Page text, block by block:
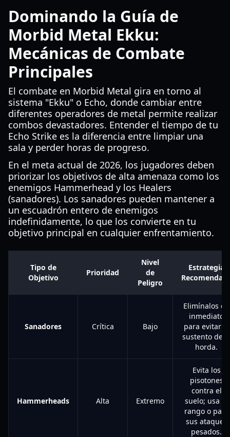
Dominando la Guía de
Morbid Metal Ekku:
Mecánicas de Combate
Principales
El combate en Morbid Metal gira en torno al
sistema "Ekku" o Echo, donde cambiar entre
diferentes operadores de metal permite realizar
combos devastadores. Entender el tiempo de tu
Echo Strike es la diferencia entre limpiar una
sala y perder horas de progreso.
En el meta actual de 2026, los jugadores deben
priorizar los objetivos de alta amenaza como los
enemigos Hammerhead y los Healers
(sanadores). Los sanadores pueden mantener a
un escuadrón entero de enemigos
indefinidamente, lo que los convierte en tu
objetivo principal en cualquier enfrentamiento.
Tipo de
Objetivo
Prioridad
Nivel
de
Peligro
Estrategia
Sanadores Crítica Bajo
Elimínalos de
inmediato
para evitar el
sustento de
horda.
Hammerheads Alta Extremo
Evita los
pisotones
contra el
suelo; usa el
rango o para
sus ataques
pesados.